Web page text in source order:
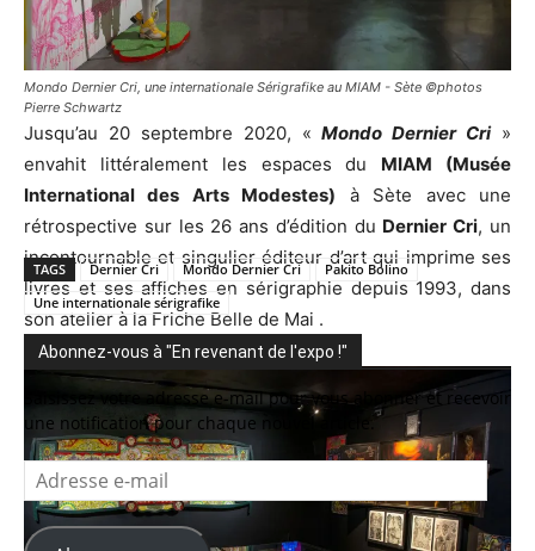
Mondo Dernier Cri, une internationale Sérigrafike au MIAM - Sète ©photos
Pierre Schwartz
Jusqu’au 20 septembre 2020, «Mondo Dernier Cri»
envahit littéralement les espaces du MIAM (Musée
International des Arts Modestes) à Sète avec une
rétrospective sur les 26 ans d’édition du Dernier Cri, un
incontournable et singulier éditeur d’art qui imprime ses
livres et ses affiches en sérigraphie depuis 1993, dans
son atelier à la Friche Belle de Mai .
TAGS Dernier Cri Mondo Dernier Cri
Pakito Bolino
Une internationale sérigrafike
Abonnez-vous à "En revenant de l'expo !"
Saisissez votre adresse e-mail pour vous abonner et recevoir
une notification pour chaque nouvel article.
Adresse
e-
mail